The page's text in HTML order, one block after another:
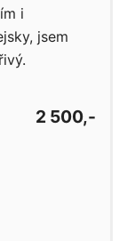
i
jsem
2 500,-